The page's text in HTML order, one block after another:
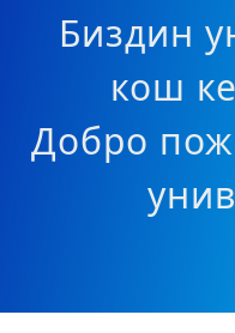
Биздин
кош
Добро